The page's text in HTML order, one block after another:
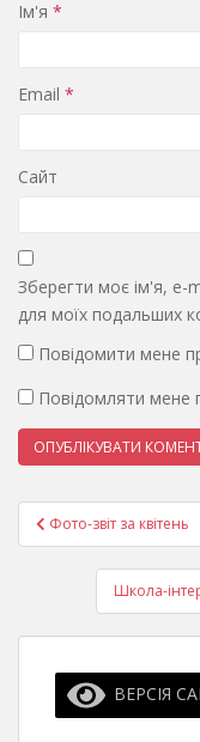
Ім'я *
Email *
Сайт
Зберегти моє ім'я, e-
для моїх подальших
Повідомити мене
Повідомляти мене
Навігація
записів
Фото-звіт за квітень
Школа-
ВЕРСІЯ